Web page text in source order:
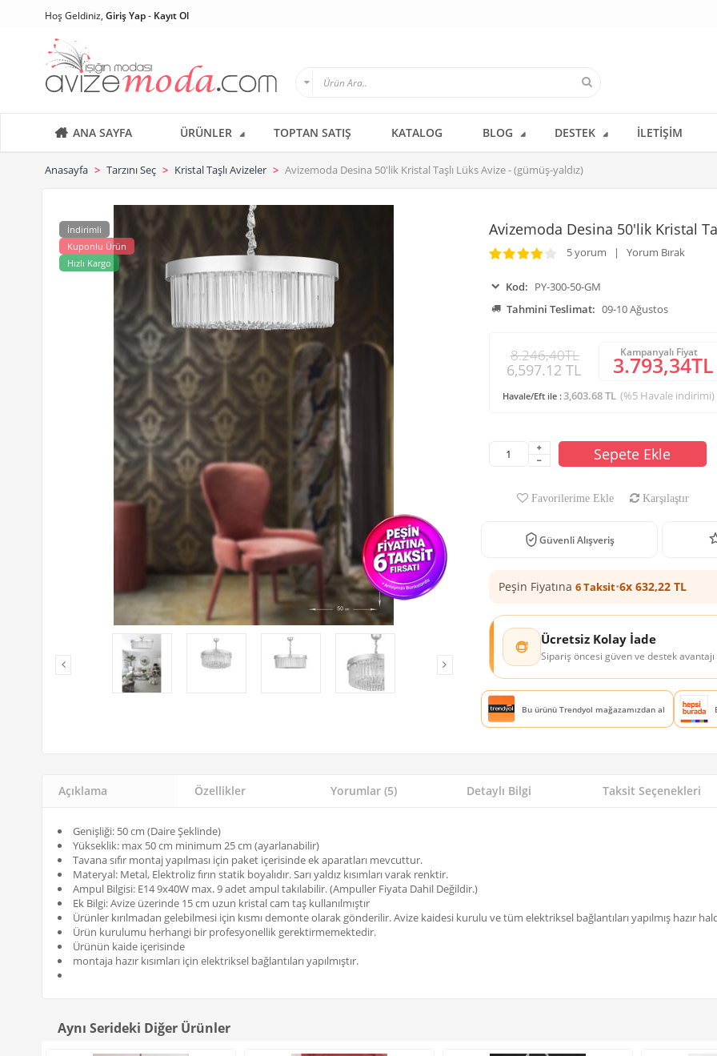
Hoş Geldiniz, Giriş Yap- Kayıt Ol
ANA SAYFA ÜRÜNLER TOPTAN SATIŞ KATALOG BLOG DESTEK İLETIŞIM
Anasayfa Tarzını Seç Kristal Taşlı Avizeler Avizemoda Desina 50'lik Kristal Taşlı Lüks Avize - (gümüş-yaldız)
İndirimli
Kuponlu Ürün
Hızlı Kargo
Avizemoda Desina 50'lik Kristal
5 yorum | Yorum Bırak
Kod: PY-300-50-GM
Tahmini Teslimat: 09-10 Ağustos
8.246,40TL
6,597.12 TL
Kampanyalı Fiyat
3.793,34TL
Havale/Eft ile :3,603.68 TL (%5 Havale indirimi)
Sepete Ekle
Favorilerime Ekle Karşılaştır
Güvenli Alışveriş
Peşin Fiyatına 6 Taksit•6x 632,22 TL
Ücretsiz Kolay İade
Sipariş öncesi güven ve destek avantajı
Bu ürünü Trendyol mağazamızdan al
Açıklama Özellikler Yorumlar (5) Detaylı Bilgi Taksit Seçenekleri
Genişliği: 50 cm (Daire Şeklinde)
Yükseklik: max 50 cm minimum 25 cm (ayarlanabilir)
Tavana sıfır montaj yapılması için paket içerisinde ek aparatları mevcuttur.
Materyal: Metal, Elektroliz fırın statik boyalıdır. Sarı yaldız kısımları varak renktir.
Ampul Bilgisi: E14 9x40W max. 9 adet ampul takılabilir. (Ampuller Fiyata Dahil Değildir.)
Ek Bilgi: Avize üzerinde 15 cm uzun kristal cam taş kullanılmıştır
Ürünler kırılmadan gelebilmesi için kısmı demonte olarak gönderilir. Avize kaidesi kurulu ve tüm elektriksel bağlantıları yapılmış hazır
Ürün kurulumu herhangi bir profesyonellik gerektirmemektedir.
Ürünün kaide içerisinde
montaja hazır kısımları için elektriksel bağlantıları yapılmıştır.
Aynı Serideki Diğer Ürünler